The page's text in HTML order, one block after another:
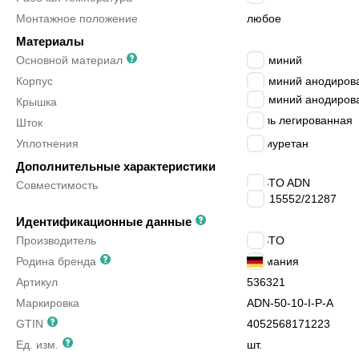
Монтажное положение
любое
Материалы
Основной материал
алюминий
Корпус
алюминий
Крышка
алюминий
Шток
сталь легированная
Уплотнения
полиуретан
Дополнительные характеристики
Совместимость
FESTO ADN
ISO 15552/21287
Идентификационные данные
Производитель
FESTO
Родина бренда
Германия
Артикул
536321
Маркировка
ADN-50-10-I-P-A
GTIN
4052568171223
Ед. изм.
шт.